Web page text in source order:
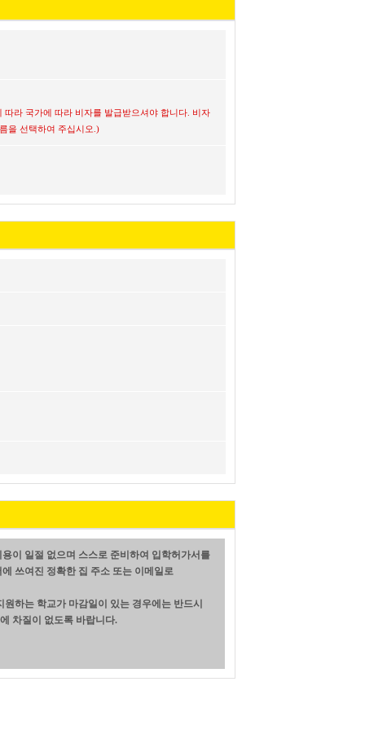
라 국가에 따라 비자를 발급받으셔야 합니다. 비자
을 선택하여 주십시오.)
이 일절 없으며 스스로 준비하여 입학허가서를
쓰여진 정확한 집 주소 또는 이메일로
하는 학교가 마감일이 있는 경우에는 반드시
차질이 없도록 바랍니다.